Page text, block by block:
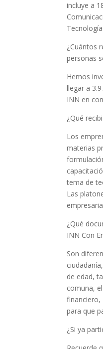
incluye a
¿Cuántos
personas
Hemos
llegar a
INN en
¿Qué
Los
materias
tema de
Las
¿Qué
INN Con
Son
de edad,
comuna,
financiero,
para que
¿Si ya